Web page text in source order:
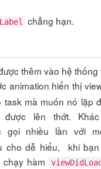
chẳng hạn.
thêm vào hệ thống
animation hiển thị
mà muốn nó lặp
lên thớt.
gọi nhiều lần với
cho dễ hiểu, khi
hàm